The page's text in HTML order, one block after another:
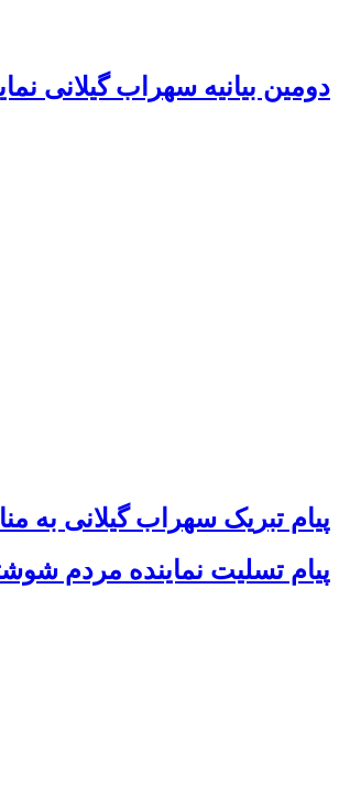
دومین بیانیه سهراب گیلانی
پیام تبریک سهراب گیلانی به
پیام تسلیت نماینده مردم